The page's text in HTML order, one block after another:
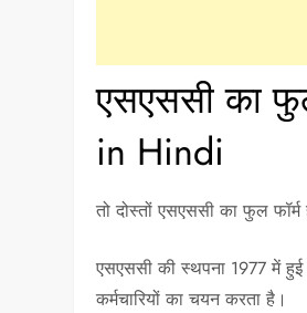
एसएससी का
in Hindi
तो दोस्तों एसएससी का फुल
एसएससी की स्थपना 1977 में
कर्मचारियों का चयन करता है।